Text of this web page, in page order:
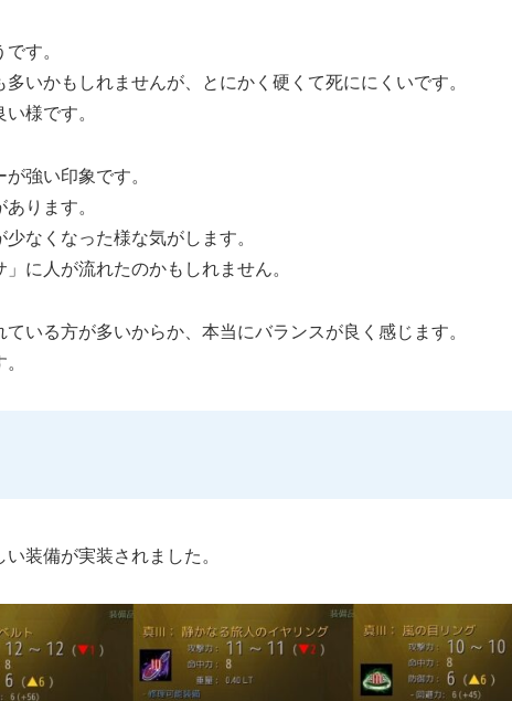
す。
いかもしれませんが、とにかく硬くて死ににくいです。
様です。
強い印象です。
ります。
なくなった様な気がします。
に人が流れたのかもしれません。
いる方が多いからか、本当にバランスが良く感じます。
装備が実装されました。